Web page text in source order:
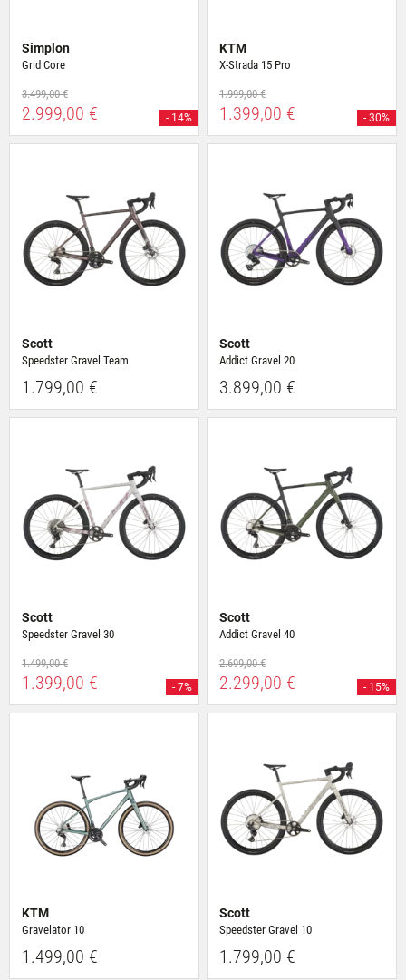
Simplon
Grid Core
3.499,00 €
2.999,00 € - 14%
KTM
X-Strada 15 Pro
1.999,00 €
1.399,00 € - 30%
Scott
Speedster Gravel Team
1.799,00 €
Scott
Addict Gravel 20
3.899,00 €
Scott
Speedster Gravel 30
1.499,00 €
1.399,00 € - 7%
Scott
Addict Gravel 40
2.699,00 €
2.299,00 € - 15%
KTM
Gravelator 10
1.499,00 €
Scott
Speedster Gravel 10
1.799,00 €